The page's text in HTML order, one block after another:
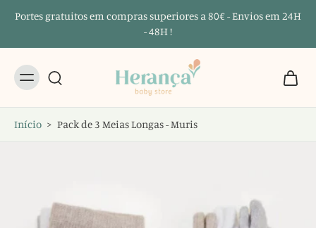
Portes gratuitos em compras superiores a 80€ - Envios em 24H
- 48H !
Início > Pack de 3 Meias Longas - Muris